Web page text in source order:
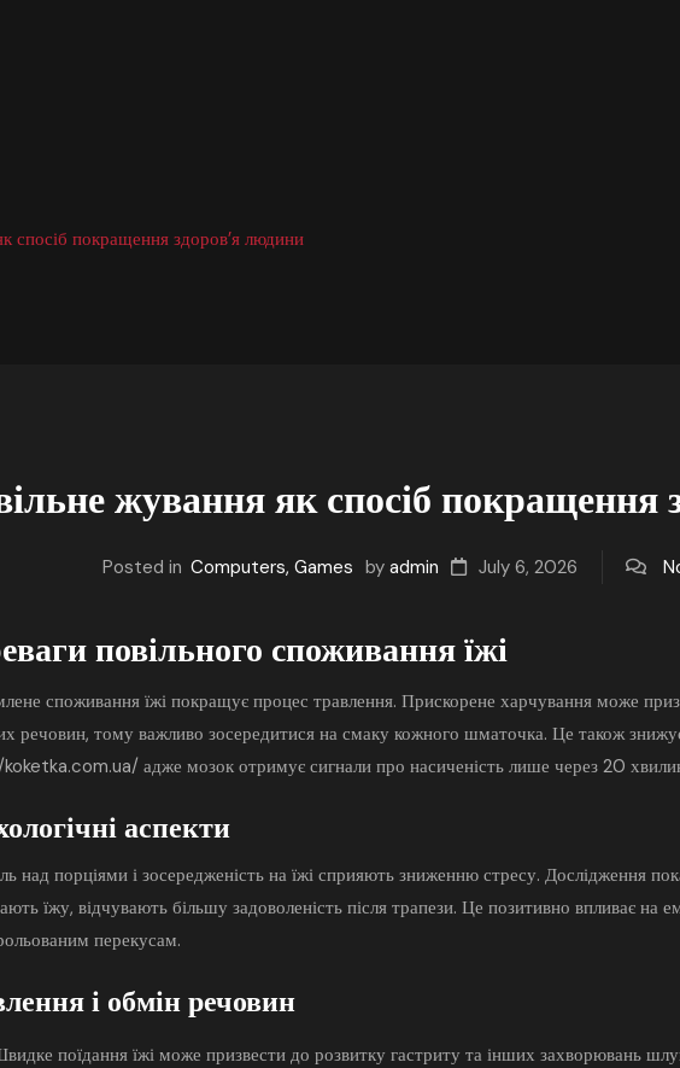
спосіб покращення здоров’я людини
жування як спосіб покращення
Posted in Computers, Games by admin July 6, 2026
повільного споживання їжі
споживання їжіпокращує процес травлення. Прискорене харчування може
речовин, тому важливо зосередитися на смаку кожного шматочка. Це також
адже мозок отримує сигнали про насиченість лише через 20
аспекти
над порціями і зосередженість на їжі сприяють зниженню стресу. Дослідження
їжу, відчувають більшу задоволеність після трапези. Це позитивно впливає на
перекусам.
і обмін речовин
поїдання їжі може призвести до розвитку гастриту та інших захворювань